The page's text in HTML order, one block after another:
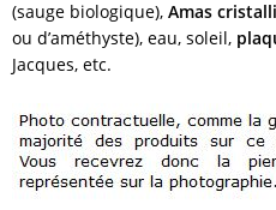
(sauge biologique), Amas
ou d’améthyste), eau, soleil,
Jacques, etc.